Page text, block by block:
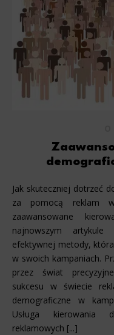
Jak skuteczniej dotrzeć
za pomocą reklam
zaawansowane
najnowszym
efektywnej metody,
w swoich kampaniach.
przez świat
sukcesu w świecie
demograficzne w
Usługa kierowania
reklamowych [...]